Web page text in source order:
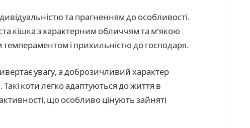
та прагненням до особливості.
кішка з характерним обличчям та м’якою
і прихильністю до господаря.
увагу, а доброзичливий характер
коти легко адаптуються до життя в
що особливо цінують зайняті